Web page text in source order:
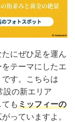
にぜひ足を運ん
テーマにしたエ
です。こちらは
の新エリア
もミッフィーの
っていますよ。